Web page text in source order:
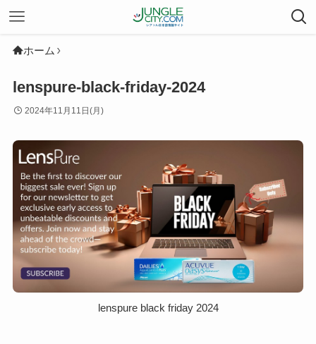
ホーム
lenspure-black-friday-2024
2024年11月11日(月)
lenspure black friday 2024